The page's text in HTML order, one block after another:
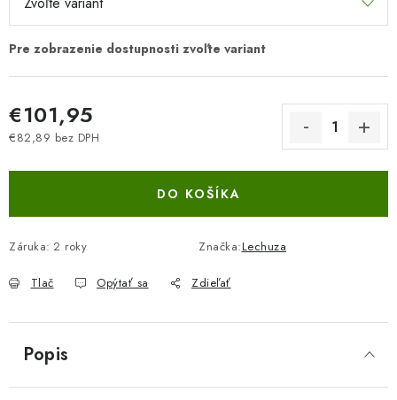
€101,95
€82,89 bez DPH
DO KOŠÍKA
Záruka: 2 roky Značka:Lechuza
Tlač Opýtať sa Zdieľať
Popis